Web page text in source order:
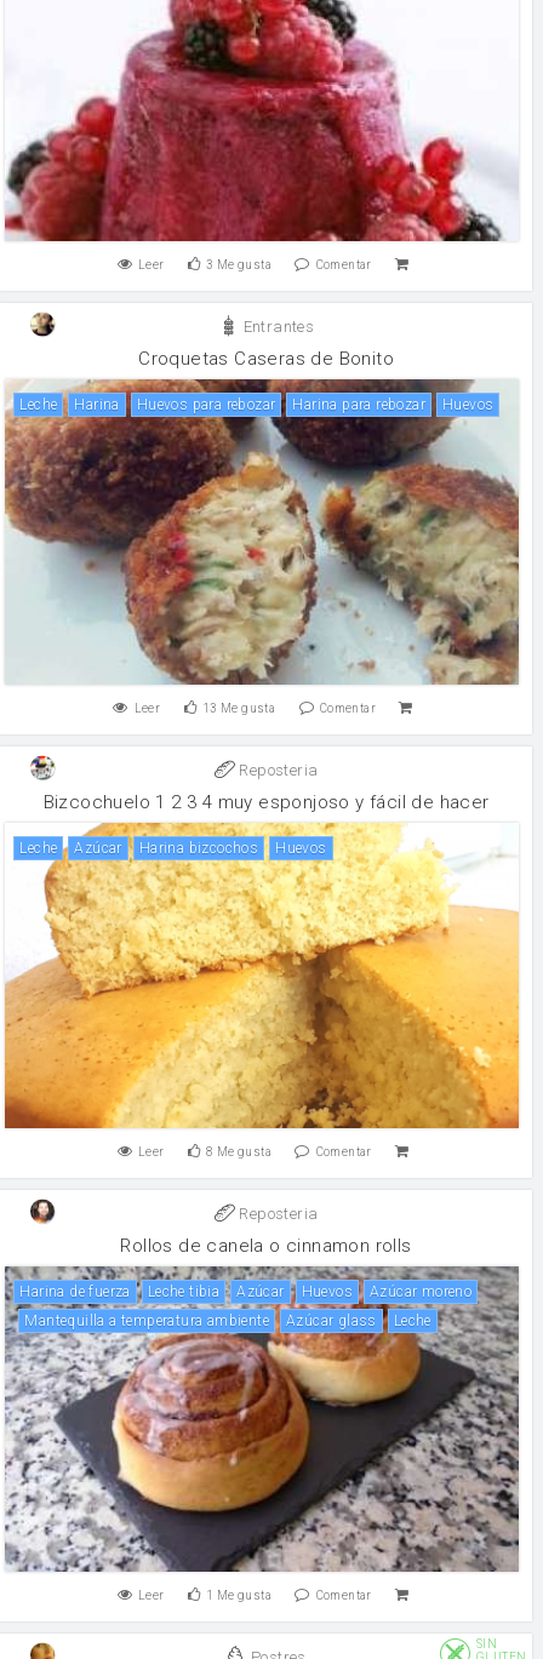
Leer 3 Me gusta Comentar
Entrantes
Croquetas Caseras de Bonito
leche harina Huevos para rebozar Harina para rebozar huevos
Leer 13 Me gusta Comentar
Reposteria
Bizcochuelo 1 2 3 4 muy esponjoso y fácil de hacer
leche Azúcar harina bizcochos huevos
Leer 8 Me gusta Comentar
Reposteria
Rollos de canela o cinnamon rolls
harina de fuerza Leche tibia Azúcar huevos
Azúcar moreno
Mantequilla a temperatura ambiente
Azúcar glass leche
Leer 1 Me gusta Comentar
SIN